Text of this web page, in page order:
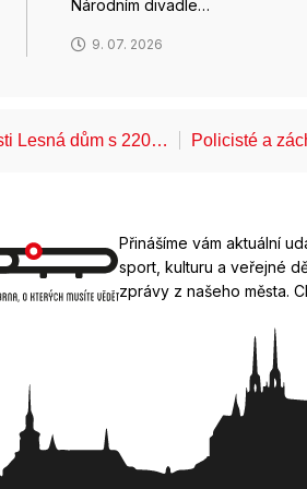
Národním divadle…
9. 07. 2026
Lesná dům s 220… Policisté a
Přinášíme vám aktuální
sport, kulturu a veřejné
zprávy z našeho města.